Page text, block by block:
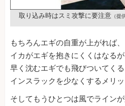
取り込み時はスミ攻撃に要注意 （提
もちろんエギの自重が上がれば
イカがエギを抱きにくくはなる
早く沈むエギでも飛びついてく
インスラックを少なくするメリッ
そしてもうひとつは風でライン